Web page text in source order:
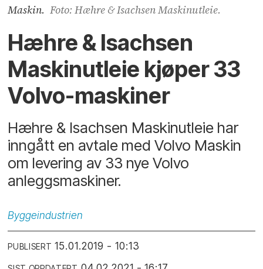
Maskin. Foto: Hæhre & Isachsen Maskinutleie.
Hæhre & Isachsen
Maskinutleie kjøper 33
Volvo-maskiner
Hæhre & Isachsen Maskinutleie har
inngått en avtale med Volvo Maskin
om levering av 33 nye Volvo
anleggsmaskiner.
Byggeindustrien
PUBLISERT 15.01.2019 - 10:13